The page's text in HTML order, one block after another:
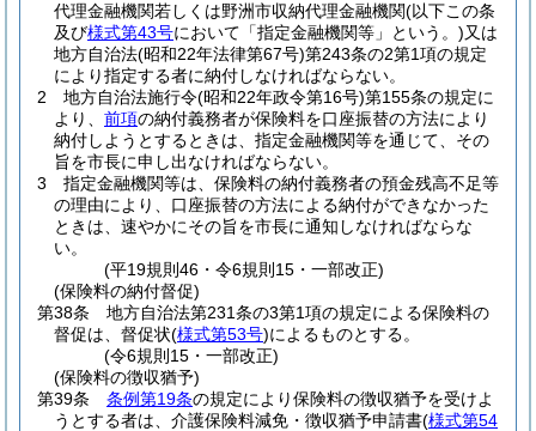
代理金融機関若しくは野洲市収納代理金融機関(以下この条
及び様式第43号において「指定金融機関等」という。)又は
地方自治法(昭和22年法律第67号)第243条の2第1項の規定
により指定する者に納付しなければならない。
2
地方自治法施行令(昭和22年政令第16号)第155条の規定に
より、 前項の納付義務者が保険料を口座振替の方法により
納付しようとするときは、指定金融機関等を通じて、その
旨を市長に申し出なければならない。
3
指定金融機関等は、保険料の納付義務者の預金残高不足等
の理由により、口座振替の方法による納付ができなかった
ときは、速やかにその旨を市長に通知しなければならな
い。
(平19規則46・令6規則15・一部改正)
(保険料の納付督促)
第38条
地方自治法第231条の3第1項の規定による保険料の
督促は、督促状(様式第53号)によるものとする。
(令6規則15・一部改正)
(保険料の徴収猶予)
第39条
条例第19条の規定により保険料の徴収猶予を受けよ
うとする者は、介護保険料減免・徴収猶予申請書(様式第54